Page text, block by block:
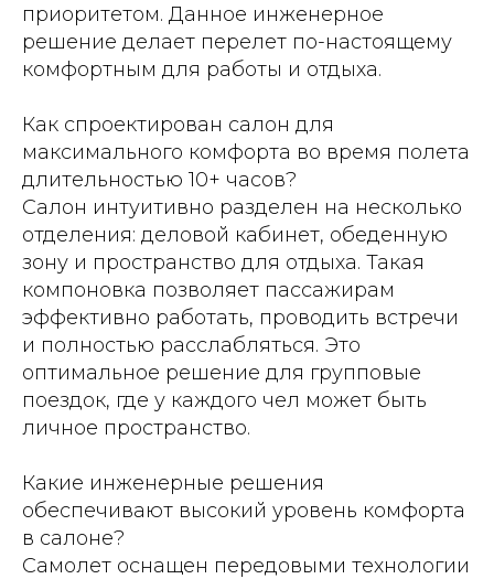
приоритетом. Данное инженерное
решение делает перелет по-настоящему
комфортным для работы и отдыха.
Как спроектирован салон для
максимального комфорта во время полета
длительностью 10+ часов?
Салон интуитивно разделен на несколько
отделения: деловой кабинет, обеденную
зону и пространство для отдыха. Такая
компоновка позволяет пассажирам
эффективно работать, проводить встречи
и полностью расслабляться. Это
оптимальное решение для групповые
поездок, где у каждого чел может быть
личное пространство.
Какие инженерные решения
обеспечивают высокий уровень комфорта
в салоне?
Самолет оснащен передовыми технологии